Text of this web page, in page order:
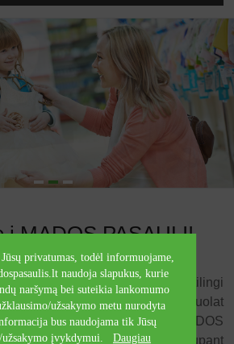
1 2
į MADOS PASAULĮ!
– tai geros kokybės madingi ir stilingi
avalynė visai šeimai. Nuolat
pasaulyje, MADOS
atnaujinti savo garderobą, taupant
privatumas, todėl informuojame,
naudoja slapukus, kurie
naršymą bei suteikia lankomumo
užsakymo metu nurodyta
bus naudojama tik Jūsų
užsakymo įvykdymui.
Daugiau